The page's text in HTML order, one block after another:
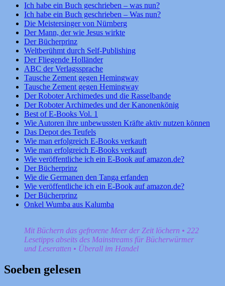
Ich habe ein Buch geschrieben – was nun?
Ich habe ein Buch geschrieben – Was nun?
Die Meistersinger von Nürnberg
Der Mann, der wie Jesus wirkte
Der Bücherprinz
Weltberühmt durch Self-Publishing
Der Fliegende Holländer
ABC der Verlagssprache
Tausche Zement gegen Hemingway
Tausche Zement gegen Hemingway
Der Roboter Archimedes und die Rasselbande
Der Roboter Archimedes und der Kanonenkönig
Best of E-Books Vol. 1
Wie Autoren ihre unbewussten Kräfte aktiv nutzen können
Das Depot des Teufels
Wie man erfolgreich E-Books verkauft
Wie man erfolgreich E-Books verkauft
Wie veröffentliche ich ein E-Book auf amazon.de?
Der Bücherprinz
Wie die Germanen den Tanga erfanden
Wie veröffentliche ich ein E-Book auf amazon.de?
Der Bücherprinz
Onkel Wumba aus Kalumba
Mit Büchern das gefrorene Meer der Zeit löchern • 222
Lesetipps abseits des Mainstreams für Bücherwürmer
und Leseratten • Überall im Handel
Soeben gelesen